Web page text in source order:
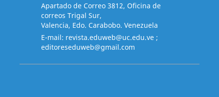
Apartado de Correo 3812, Oficina de
correos Trigal Sur,
Valencia, Edo. Carabobo. Venezuela
E-mail: revista.eduweb@uc.edu.ve ;
editoreseduweb@gmail.com